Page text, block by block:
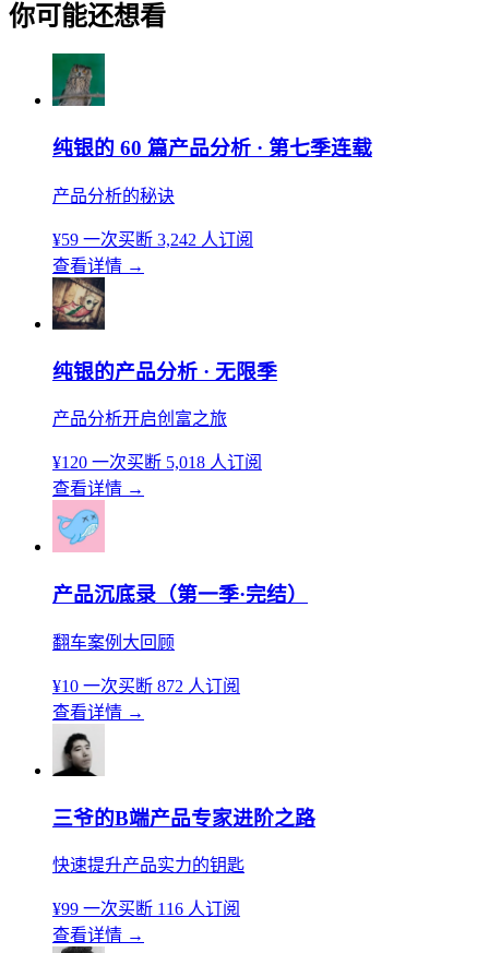
你可能还想看
纯银的 60 篇产品分析 · 第七季连载
产品分析的秘诀
¥59 一次买断 3,242 人订阅
查看详情 →
纯银的产品分析 · 无限季
产品分析开启创富之旅
¥120 一次买断 5,018 人订阅
查看详情 →
产品沉底录（第一季·完结）
翻车案例大回顾
¥10 一次买断 872 人订阅
查看详情 →
三爷的B端产品专家进阶之路
快速提升产品实力的钥匙
¥99 一次买断 116 人订阅
查看详情 →